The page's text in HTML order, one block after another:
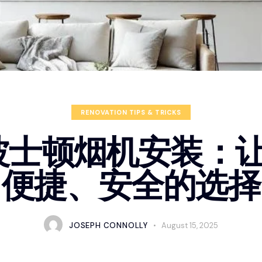
RENOVATION TIPS & TRICKS
士顿烟机安装：
便捷、安全的选择
JOSEPH CONNOLLY August 15, 2025